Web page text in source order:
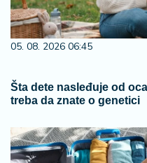
05. 08. 2026 06:45
Šta dete nasleđuje od
treba da znate o genetici